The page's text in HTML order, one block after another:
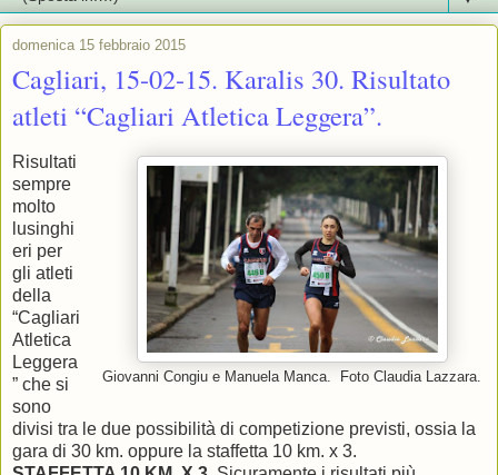
domenica 15 febbraio 2015
Cagliari, 15-02-15. Karalis 30. Risultato
atleti “Cagliari Atletica Leggera”.
Giovanni Congiu e Manuela Manca. Foto Claudia Lazzara.
Risultati
sempre
molto
lusinghi
eri per
gli atleti
della
“Cagliari
Atletica
Leggera
” che si
sono
divisi tra le due possibilità di competizione previsti, ossia la
gara di 30 km. oppure la staffetta 10 km. x 3.